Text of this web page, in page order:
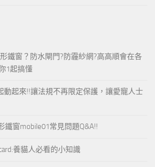
鐵窗？防水閘門?防霾紗網?高高順會在各
1起搞懂
動起來!!讓法規不再限定保護，讓愛寵人士
鐵窗mobile01常見問題Q&A!!
養貓人必看的小知識